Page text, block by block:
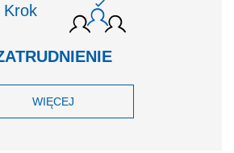
Krok
WIĘCEJ